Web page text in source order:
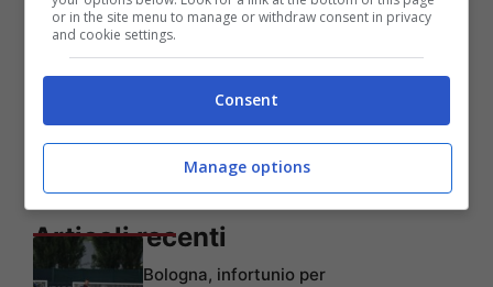
Articoli recenti
Bologna, infortunio per
or in the site menu to manage or withdraw consent in privacy
and cookie settings.
Consent
Manage options